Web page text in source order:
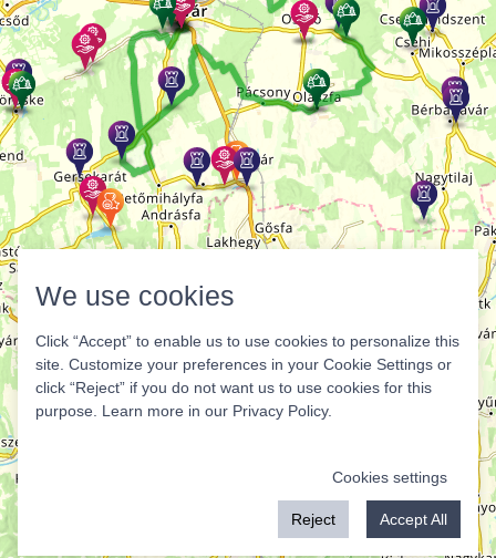
We use cookies
Click “Accept” to enable us to use cookies to personalize this
site. Customize your preferences in your Cookie Settings or
click “Reject” if you do not want us to use cookies for this
purpose. Learn more in our Privacy Policy.
Cookies settings
Reject Accept All